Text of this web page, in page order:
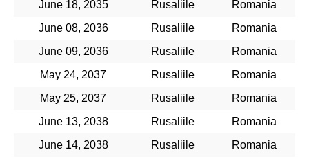
June 18, 2035
Rusaliile
Romania
June 08, 2036
Rusaliile
Romania
June 09, 2036
Rusaliile
Romania
May 24, 2037
Rusaliile
Romania
May 25, 2037
Rusaliile
Romania
June 13, 2038
Rusaliile
Romania
June 14, 2038
Rusaliile
Romania